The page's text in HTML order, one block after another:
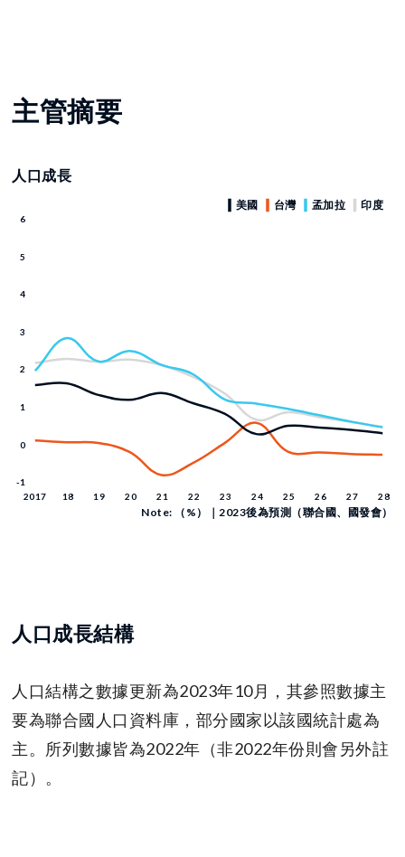
主管摘要
人口成長
Note: （%）｜2023後為預測（聯合國、國發會）
人口成長結構
人口結構之數據更新為2023年10月，其參照數據主
要為聯合國人口資料庫，部分國家以該國統計處為
主。所列數據皆為2022年（非2022年份則會另外註
記）。